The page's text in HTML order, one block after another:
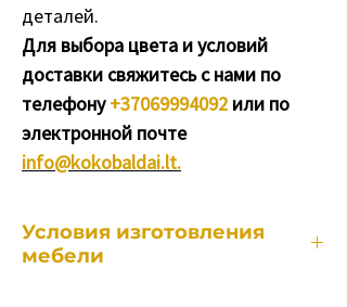
деталей.
Для выбора цвета и условий
доставки свяжитесь с нами по
телефону+37069994092 или по
электронной почте
info@kokobaldai.lt.
Условия изготовления
мебели